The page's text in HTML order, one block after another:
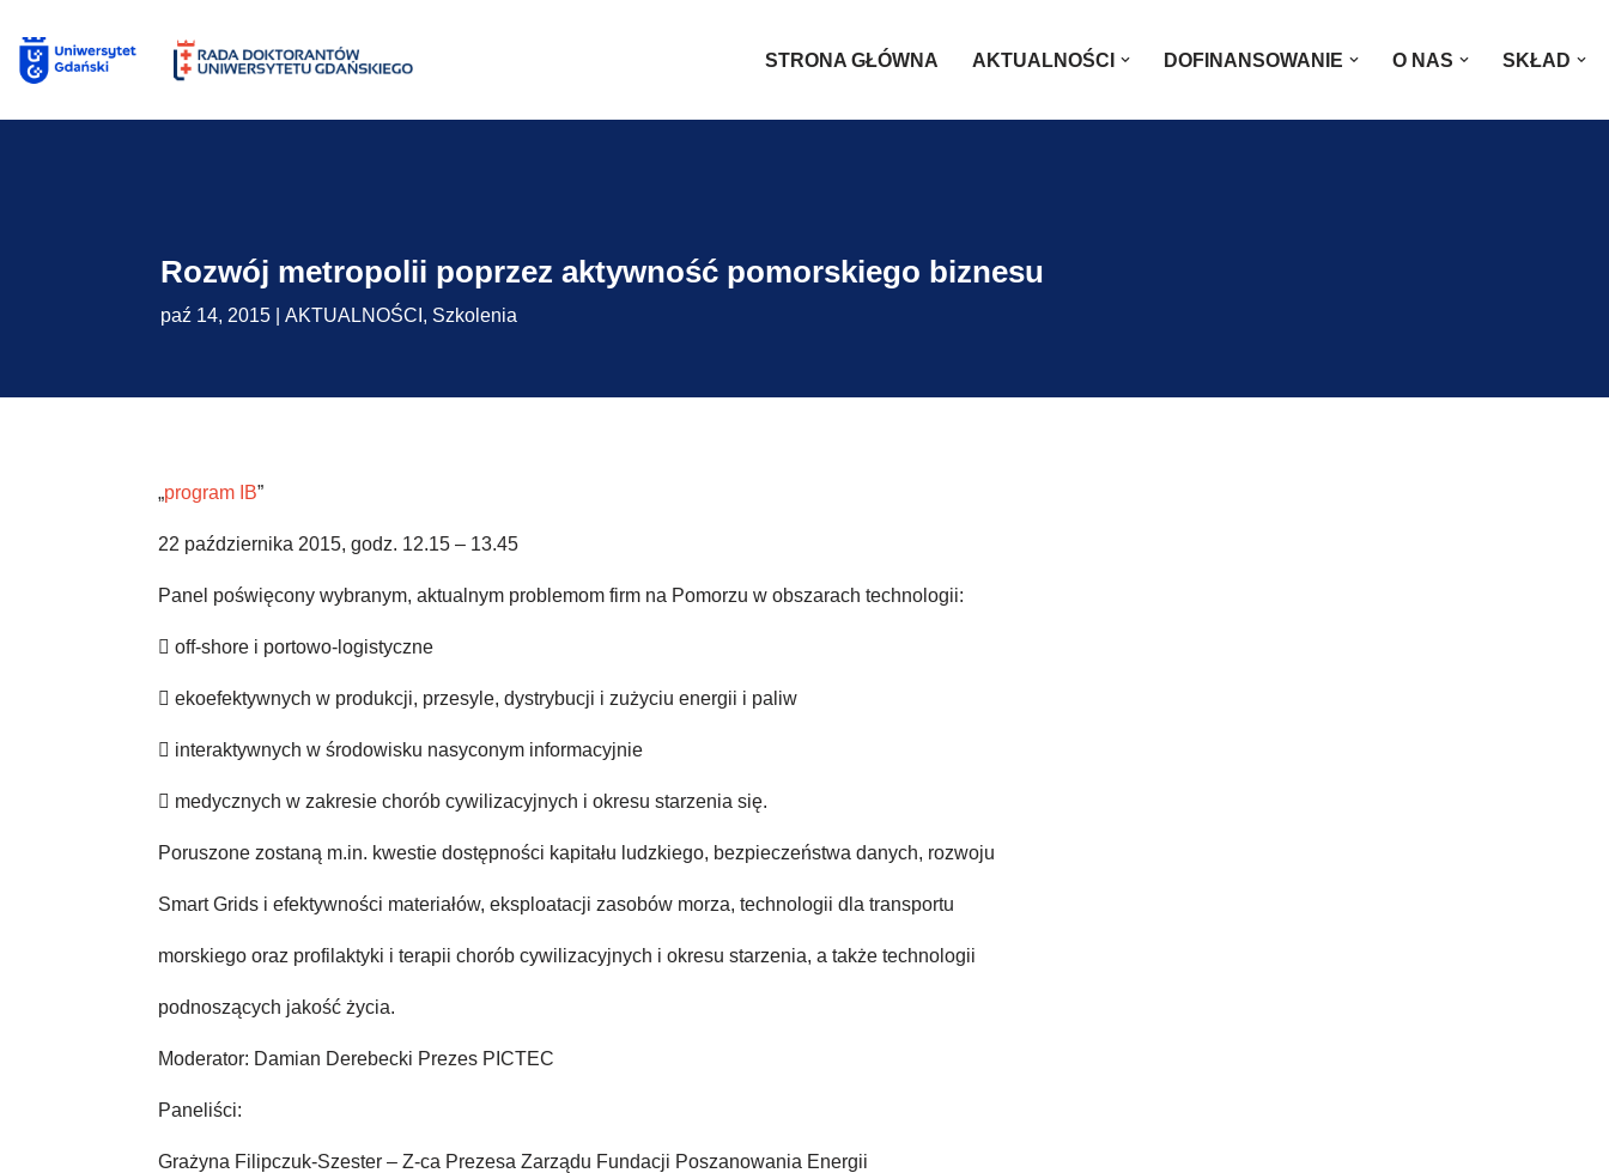
Skip
STRONA GŁÓWNA AKTUALNOŚCI DOFINANSOWANIE O NAS SKŁAD
Rozwój metropolii poprzez aktywność pomorskiego biznesu
paź 14, 2015 |AKTUALNOŚCI , Szkolenia
„program IB”
22 października 2015, godz. 12.15 – 13.45
Panel poświęcony wybranym, aktualnym problemom firm na Pomorzu w obszarach technologii:
 off-shore i portowo-logistyczne
 ekoefektywnych w produkcji, przesyle, dystrybucji i zużyciu energii i paliw
 interaktywnych w środowisku nasyconym informacyjnie
 medycznych w zakresie chorób cywilizacyjnych i okresu starzenia się.
Poruszone zostaną m.in. kwestie dostępności kapitału ludzkiego, bezpieczeństwa danych, rozwoju
Smart Grids i efektywności materiałów, eksploatacji zasobów morza, technologii dla transportu
morskiego oraz profilaktyki i terapii chorób cywilizacyjnych i okresu starzenia, a także technologii
podnoszących jakość życia.
Moderator: Damian Derebecki Prezes PICTEC
Paneliści:
Grażyna Filipczuk-Szester – Z-ca Prezesa Zarządu Fundacji Poszanowania Energii